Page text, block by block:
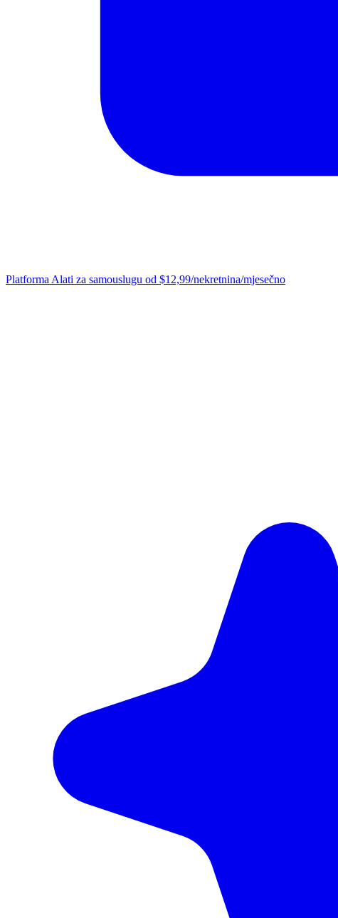
Platforma Alati za samouslugu od $12,99/nekretnina/mjesečno